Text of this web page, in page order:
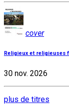
cover
Religieux et religieuses
30 nov. 2026
plus de titres